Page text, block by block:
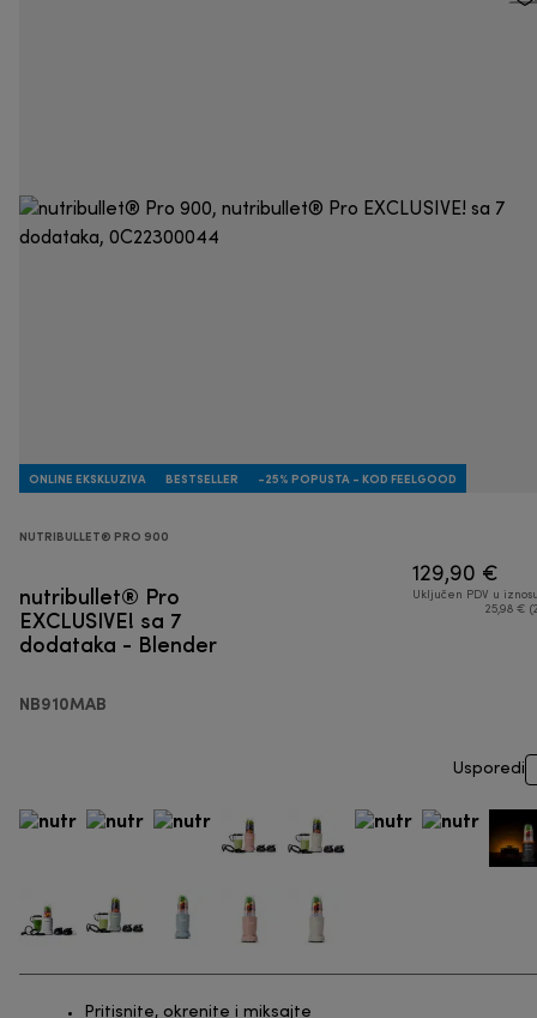
ONLINE EKSKLUZIVA BESTSELLER -25% POPUSTA - KOD FEELGOOD
NUTRIBULLET® PRO 900
nutribullet® Pro
EXCLUSIVE! sa 7
dodataka - Blender
NB910MAB
129,90 €
Uključen PDV u
25,98 €
Usporedi
Pritisnite, okrenite i miksajte